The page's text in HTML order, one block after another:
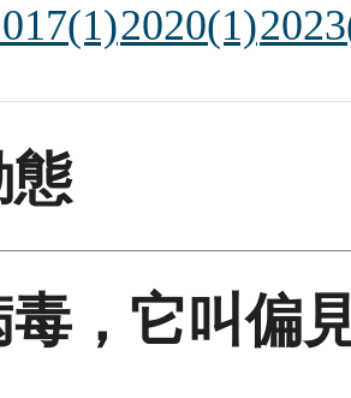
2020(1)
態
，它叫偏